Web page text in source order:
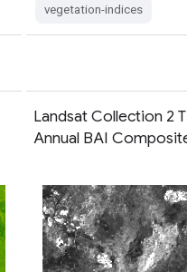
vegetation-indices
Landsat Collection 2
Annual BAI